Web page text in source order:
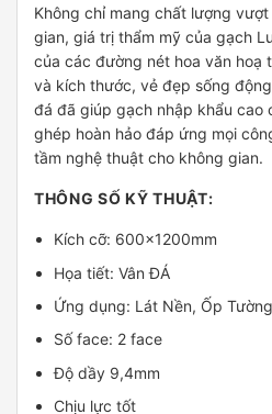
Không chỉ mang chất lượng
gian, giá trị thẩm mỹ của gạch
của các đường nét hoa văn hoạ
và kích thước, vẻ đẹp sống
đá đã giúp gạch nhập khẩu cao
ghép hoàn hảo đáp ứng mọi
tầm nghệ thuật cho không gian.
THÔNG SỐ KỸ THUẬT:
Kích cỡ: 600x1200mm
Họa tiết: Vân ĐÁ
Ứng dụng: Lát Nền, Ốp Tường
Số face: 2 face
Độ dầy 9,4mm
Chịu lực tốt